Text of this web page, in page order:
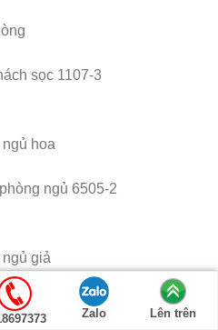
sọc 1107-3
ngủ 6505-2
giả gạch 61012-2
Zalo Lên trên